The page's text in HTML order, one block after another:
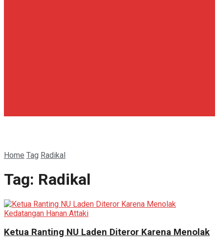
Home Tag Radikal
Tag: Radikal
Ketua Ranting NU Laden Diteror Karena Menolak